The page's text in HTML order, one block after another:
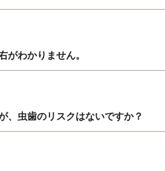
がわかりません。
、虫歯のリスクはないですか？